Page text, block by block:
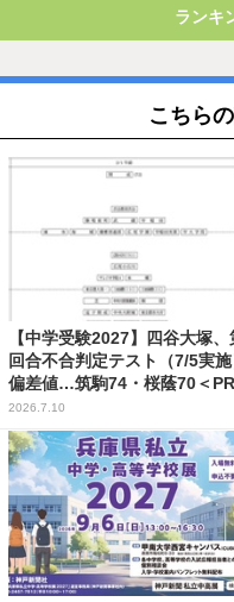
ランキ
こちら
【中学受験2027】四谷大塚、
回合不合判定テスト（7/5実施
偏差値…筑駒74・桜蔭70＜
2026.7.10